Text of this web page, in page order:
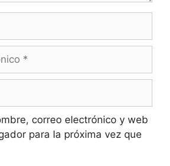
correo electrónico y web
para la próxima vez que